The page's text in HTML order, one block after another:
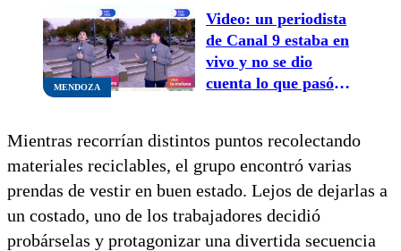
MENDOZA
Video: un periodista
de Canal 9 estaba en
vivo y no se dio
cuenta lo que pasó
Mientras recorrían distintos puntos recolectando
materiales reciclables, el grupo encontró varias
prendas de vestir en buen estado. Lejos de dejarlas a
un costado, uno de los trabajadores decidió
probárselas y protagonizar una divertida secuencia